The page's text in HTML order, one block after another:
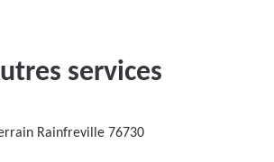
services
Rainfreville 76730